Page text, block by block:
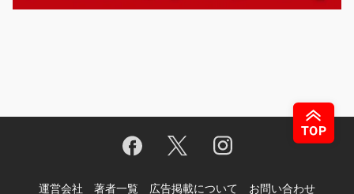
運営会社 著者一覧 広告掲載について お問い合わせ